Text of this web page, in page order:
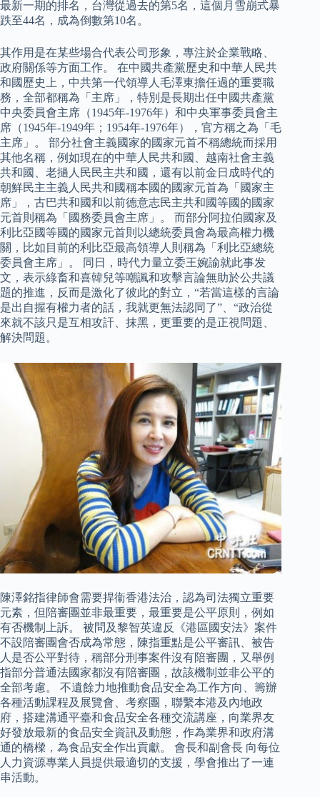
最新一期的排名，台灣從過去的第5名，這個月雪崩式暴
跌至44名，成為倒數第10名。
其作用是在某些場合代表公司形象，專注於企業戰略、
政府關係等方面工作。 在中國共產黨歷史和中華人民共
和國歷史上，中共第一代領導人毛澤東擔任過的重要職
務，全部都稱為「主席」，特別是長期出任中國共產黨
中央委員會主席（1945年-1976年）和中央軍事委員會主
席（1945年-1949年；1954年-1976年），官方稱之為「毛
主席」。 部分社會主義國家的國家元首不稱總統而採用
其他名稱，例如現在的中華人民共和國、越南社會主義
共和國、老撾人民民主共和國，還有以前金日成時代的
朝鮮民主主義人民共和國稱本國的國家元首為「國家主
席」，古巴共和國和以前德意志民主共和國等國的國家
元首則稱為「國務委員會主席」。 而部分阿拉伯國家及
利比亞國等國的國家元首則以總統委員會為最高權力機
關，比如目前的利比亞最高領導人則稱為「利比亞總統
委員會主席」。 同日，時代力量立委王婉諭就此事发
文，表示綠畜和喜韓兒等嘲諷和攻擊言論無助於公共議
題的推進，反而是激化了彼此的對立，“若當這樣的言論
是出自握有權力者的話，我就更無法認同了”、“政治從
來就不該只是互相攻訐、抹黑，更重要的是正視問題、
解決問題。
陳澤銘指律師會需要捍衞香港法治，認為司法獨立重要
元素，但陪審團並非最重要，最重要是公平原則，例如
有否機制上訴。 被問及黎智英違反《港區國安法》案件
不設陪審團會否成為常態，陳指重點是公平審訊、被告
人是否公平對待，稱部分刑事案件沒有陪審團，又舉例
指部分普通法國家都沒有陪審團，故該機制並非公平的
全部考慮。 不遺餘力地推動食品安全為工作方向、籌辦
各種活動課程及展覽會、考察團，聯繫本港及內地政
府，搭建溝通平臺和食品安全各種交流講座，向業界友
好發放最新的食品安全資訊及動態，作為業界和政府溝
通的橋樑，為食品安全作出貢獻。 會長和副會長 向每位
人力資源專業人員提供最適切的支援，學會推出了一連
串活動。